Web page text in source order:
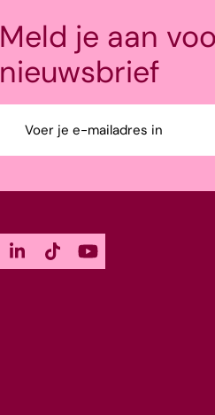
Meld je aan
nieuwsbrief
mailadres